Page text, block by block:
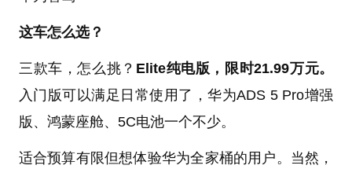
这车怎么选？
三款车，怎么挑？ Elite纯电版，限时21.99万元。
入门版可以满足日常使用了，华为ADS 5 Pro增强
版、鸿蒙座舱、5C电池一个不少。
适合预算有限但想体验华为全家桶的用户。当然，